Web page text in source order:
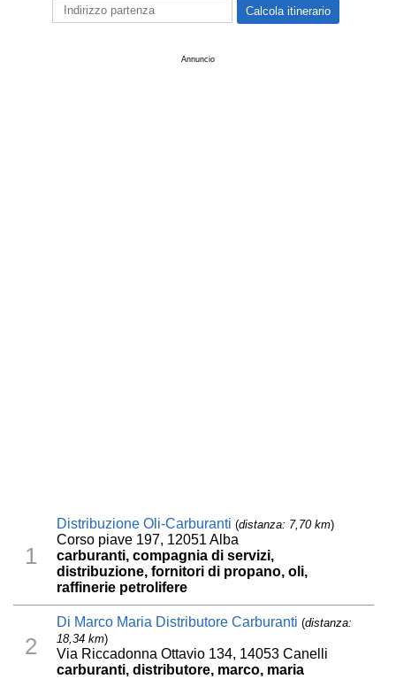
Annuncio
1
Distribuzione Oli-Carburanti (distanza: 7,70 km)
Corso piave 197, 12051 Alba
carburanti, compagnia di servizi,
distribuzione, fornitori di propano, oli,
raffinerie petrolifere
2
Di Marco Maria Distributore Carburanti (distanza:
18,34 km)
Via Riccadonna Ottavio 134, 14053 Canelli
carburanti, distributore, marco, maria